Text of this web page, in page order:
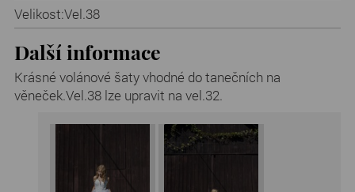
Velikost:Vel.38
Další informace
Krásné volánové šaty vhodné do tanečních na
věneček.Vel.38 lze upravit na vel.32.